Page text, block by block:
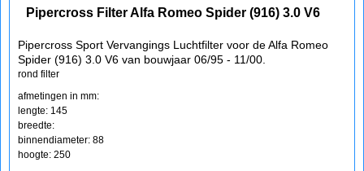
Pipercross Filter Alfa Romeo Spider (916) 3.0 V6
Pipercross Sport Vervangings Luchtfilter voor de Alfa Romeo
Spider (916) 3.0 V6 van bouwjaar 06/95 - 11/00.
rond filter
afmetingen in mm:
lengte: 145
breedte:
binnendiameter: 88
hoogte: 250